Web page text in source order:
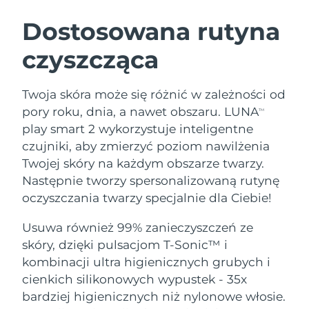
Dostosowana rutyna
czyszcząca
Twoja skóra może się różnić w zależności od
pory roku, dnia, a nawet obszaru. LUNATM
play smart 2 wykorzystuje inteligentne
czujniki, aby zmierzyć poziom nawilżenia
Twojej skóry na każdym obszarze twarzy.
Następnie tworzy spersonalizowaną rutynę
oczyszczania twarzy specjalnie dla Ciebie!
Usuwa również 99% zanieczyszczeń ze
skóry, dzięki pulsacjom T-Sonic™ i
kombinacji ultra higienicznych grubych i
cienkich silikonowych wypustek - 35x
bardziej higienicznych niż nylonowe włosie.
Oczyszczanie twarzy
LUNA™ 4 zestaw
Anti-aging massage
LUNA™ 4 Plus
Massage, LED heating
LUNA™ 4 Men
For men, anti-aging massage
Lifting twarzy
BEAR™ 2 zestaw
Microcurrent toning
BEAR™ 2 go
Microcurrent toning on-the-go
BEAR™ 2 eyes & lips
Microcurrent line smoothing device
Nawilżenie
UFO™ 3 zestaw
Deep facial hydration
UFO™ 3 LED
Near-infrared and red light therapy
device
Pielęgnacja jamy
ustnej
issa™ 4
Hybrid silicone sonic toothbrush
issa™ 4 plus
Smart hybrid silicone sonic toothbrush
FAQ™ ZABIEG ANTI-AGING
Anti-aging Zabiegi LED
NEW
Australia
Austria
Oczekiwany czas dostawy
Bahrajn
Oczekiwany czas dostawy
12/8/26
Belgia
Oczekiwany czas dostawy
11/8/26
Bermudy
Bośnia i
Hercegowina
Oczekiwany czas dostawy
Oczekiwany czas dostawy